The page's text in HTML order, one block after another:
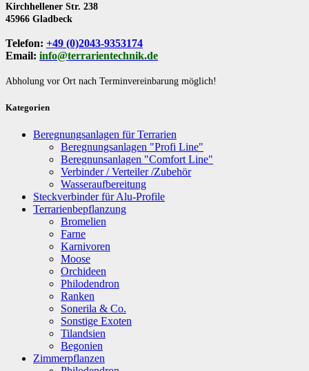
Kirchhellener Str. 238
45966 Gladbeck
Telefon: +49 (0)2043-9353174
Email: info@terrarientechnik.de
Abholung vor Ort nach Terminvereinbarung möglich!
Kategorien
Beregnungsanlagen für Terrarien
Beregnungsanlagen "Profi Line"
Beregnunsanlagen "Comfort Line"
Verbinder / Verteiler /Zubehör
Wasseraufbereitung
Steckverbinder für Alu-Profile
Terrarienbepflanzung
Bromelien
Farne
Karnivoren
Moose
Orchideen
Philodendron
Ranken
Sonerila & Co.
Sonstige Exoten
Tilandsien
Begonien
Zimmerpflanzen